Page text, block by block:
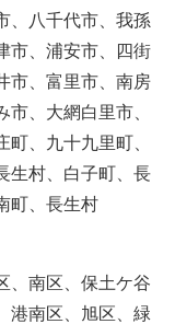
、八千代市、我孫
市、浦安市、四街
市、富里市、南房
、大網白里市、
、九十九里町、
生村、白子町、長
町、長生村
、南区、保土ケ谷
港南区、旭区、緑